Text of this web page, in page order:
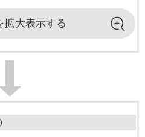
拡大表示する